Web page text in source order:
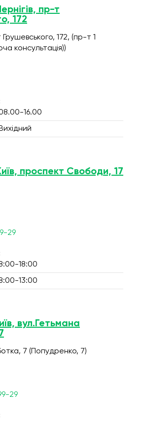
пр-т
172
Грушевського, 172, (пр-т 1
консультація))
16.00
Вихідний
проспект Свободи, 17
29
18:00
13:00
вул.Гетьмана
7 (Попудренко, 7)
29